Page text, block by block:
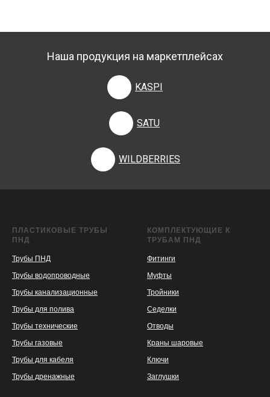
Наша продукция на маркетплейсах
KASPI
SATU
WILDBERRIES
ПЛАСТИКОВЫЕ ТРУБЫ
ПНД
Трубы ПНД
Трубы водопроводные
Трубы канализационные
Трубы для полива
Трубы технические
Трубы газовые
Трубы для кабеля
Трубы дренажные
КОМПЛЕКТУЮЩИЕ К
ТРУБАМ ПНД
Фитинги
Муфты
Тройники
Седелки
Отводы
Краны шаровые
Ключи
Заглушки